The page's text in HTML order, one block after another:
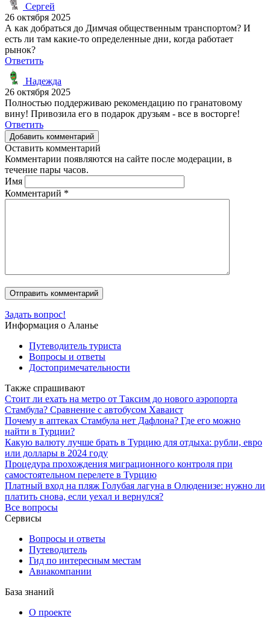
Сергей
26 октября 2025
А как добраться до Димчая общественным транспортом? И
есть ли там какие-то определенные дни, когда работает
рынок?
Ответить
Надежда
26 октября 2025
Полностью поддерживаю рекомендацию по гранатовому
вину! Привозила его в подарок друзьям - все в восторге!
Ответить
Добавить комментарий
Оставить комментарий
Комментарии появляются на сайте после модерации, в
течение пары часов.
Имя
Комментарий *
Задать вопрос!
Информация о Аланье
Путеводитель туриста
Вопросы и ответы
Достопримечательности
Также спрашивают
Стоит ли ехать на метро от Таксим до нового аэропорта
Стамбула? Сравнение с автобусом Хаваист
Почему в аптеках Стамбула нет Дафлона? Где его можно
найти в Турции?
Какую валюту лучше брать в Турцию для отдыха: рубли, евро
или доллары в 2024 году
Процедура прохождения миграционного контроля при
самостоятельном перелете в Турцию
Платный вход на пляж Голубая лагуна в Олюденизе: нужно ли
платить снова, если уехал и вернулся?
Все вопросы
Сервисы
Вопросы и ответы
Путеводитель
Гид по интересным местам
Авиакомпании
База знаний
О проекте